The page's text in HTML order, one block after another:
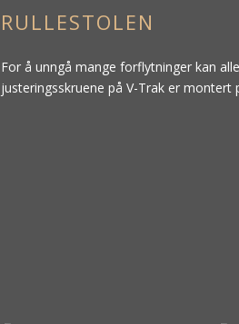
RULLESTOLEN
For å unngå mange forflytninger kan
justeringsskruene på V-Trak er